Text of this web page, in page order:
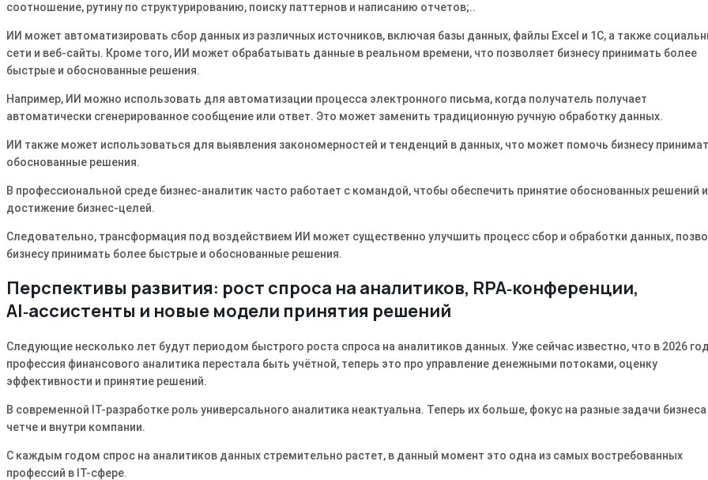
соотношение, рутину по структурированию, поиску паттернов и написанию отчетов;..
ИИ может автоматизировать сбор данных из различных источников, включая базы данных, файлы Excel и 1C, а также
сети и веб-сайты. Кроме того, ИИ может обрабатывать данные в реальном времени, что позволяет бизнесу принимать более
быстрые и обоснованные решения.
Например, ИИ можно использовать для автоматизации процесса электронного письма, когда получатель получает
автоматически сгенерированное сообщение или ответ. Это может заменить традиционную ручную обработку данных.
ИИ также может использоваться для выявления закономерностей и тенденций в данных, что может помочь бизнесу
обоснованные решения.
В профессиональной среде бизнес-аналитик часто работает с командой, чтобы обеспечить принятие обоснованных решений и
достижение бизнес-целей.
Следовательно, трансформация под воздействием ИИ может существенно улучшить процесс сбор и обработки данных,
бизнесу принимать более быстрые и обоснованные решения.
Перспективы развития: рост спроса на аналитиков, RPA‑конференции,
AI‑ассистенты и новые модели принятия решений
Следующие несколько лет будут периодом быстрого роста спроса на аналитиков данных. Уже сейчас известно, что в 2026
профессия финансового аналитика перестала быть учётной, теперь это про управление денежными потоками, оценку
эффективности и принятие решений.
В современной IT-разработке роль универсального аналитика неактуальна. Теперь их больше, фокус на разные задачи бизнеса
четче и внутри компании.
С каждым годом спрос на аналитиков данных стремительно растет, в данный момент это одна из самых востребованных
профессий в IT-сфере.